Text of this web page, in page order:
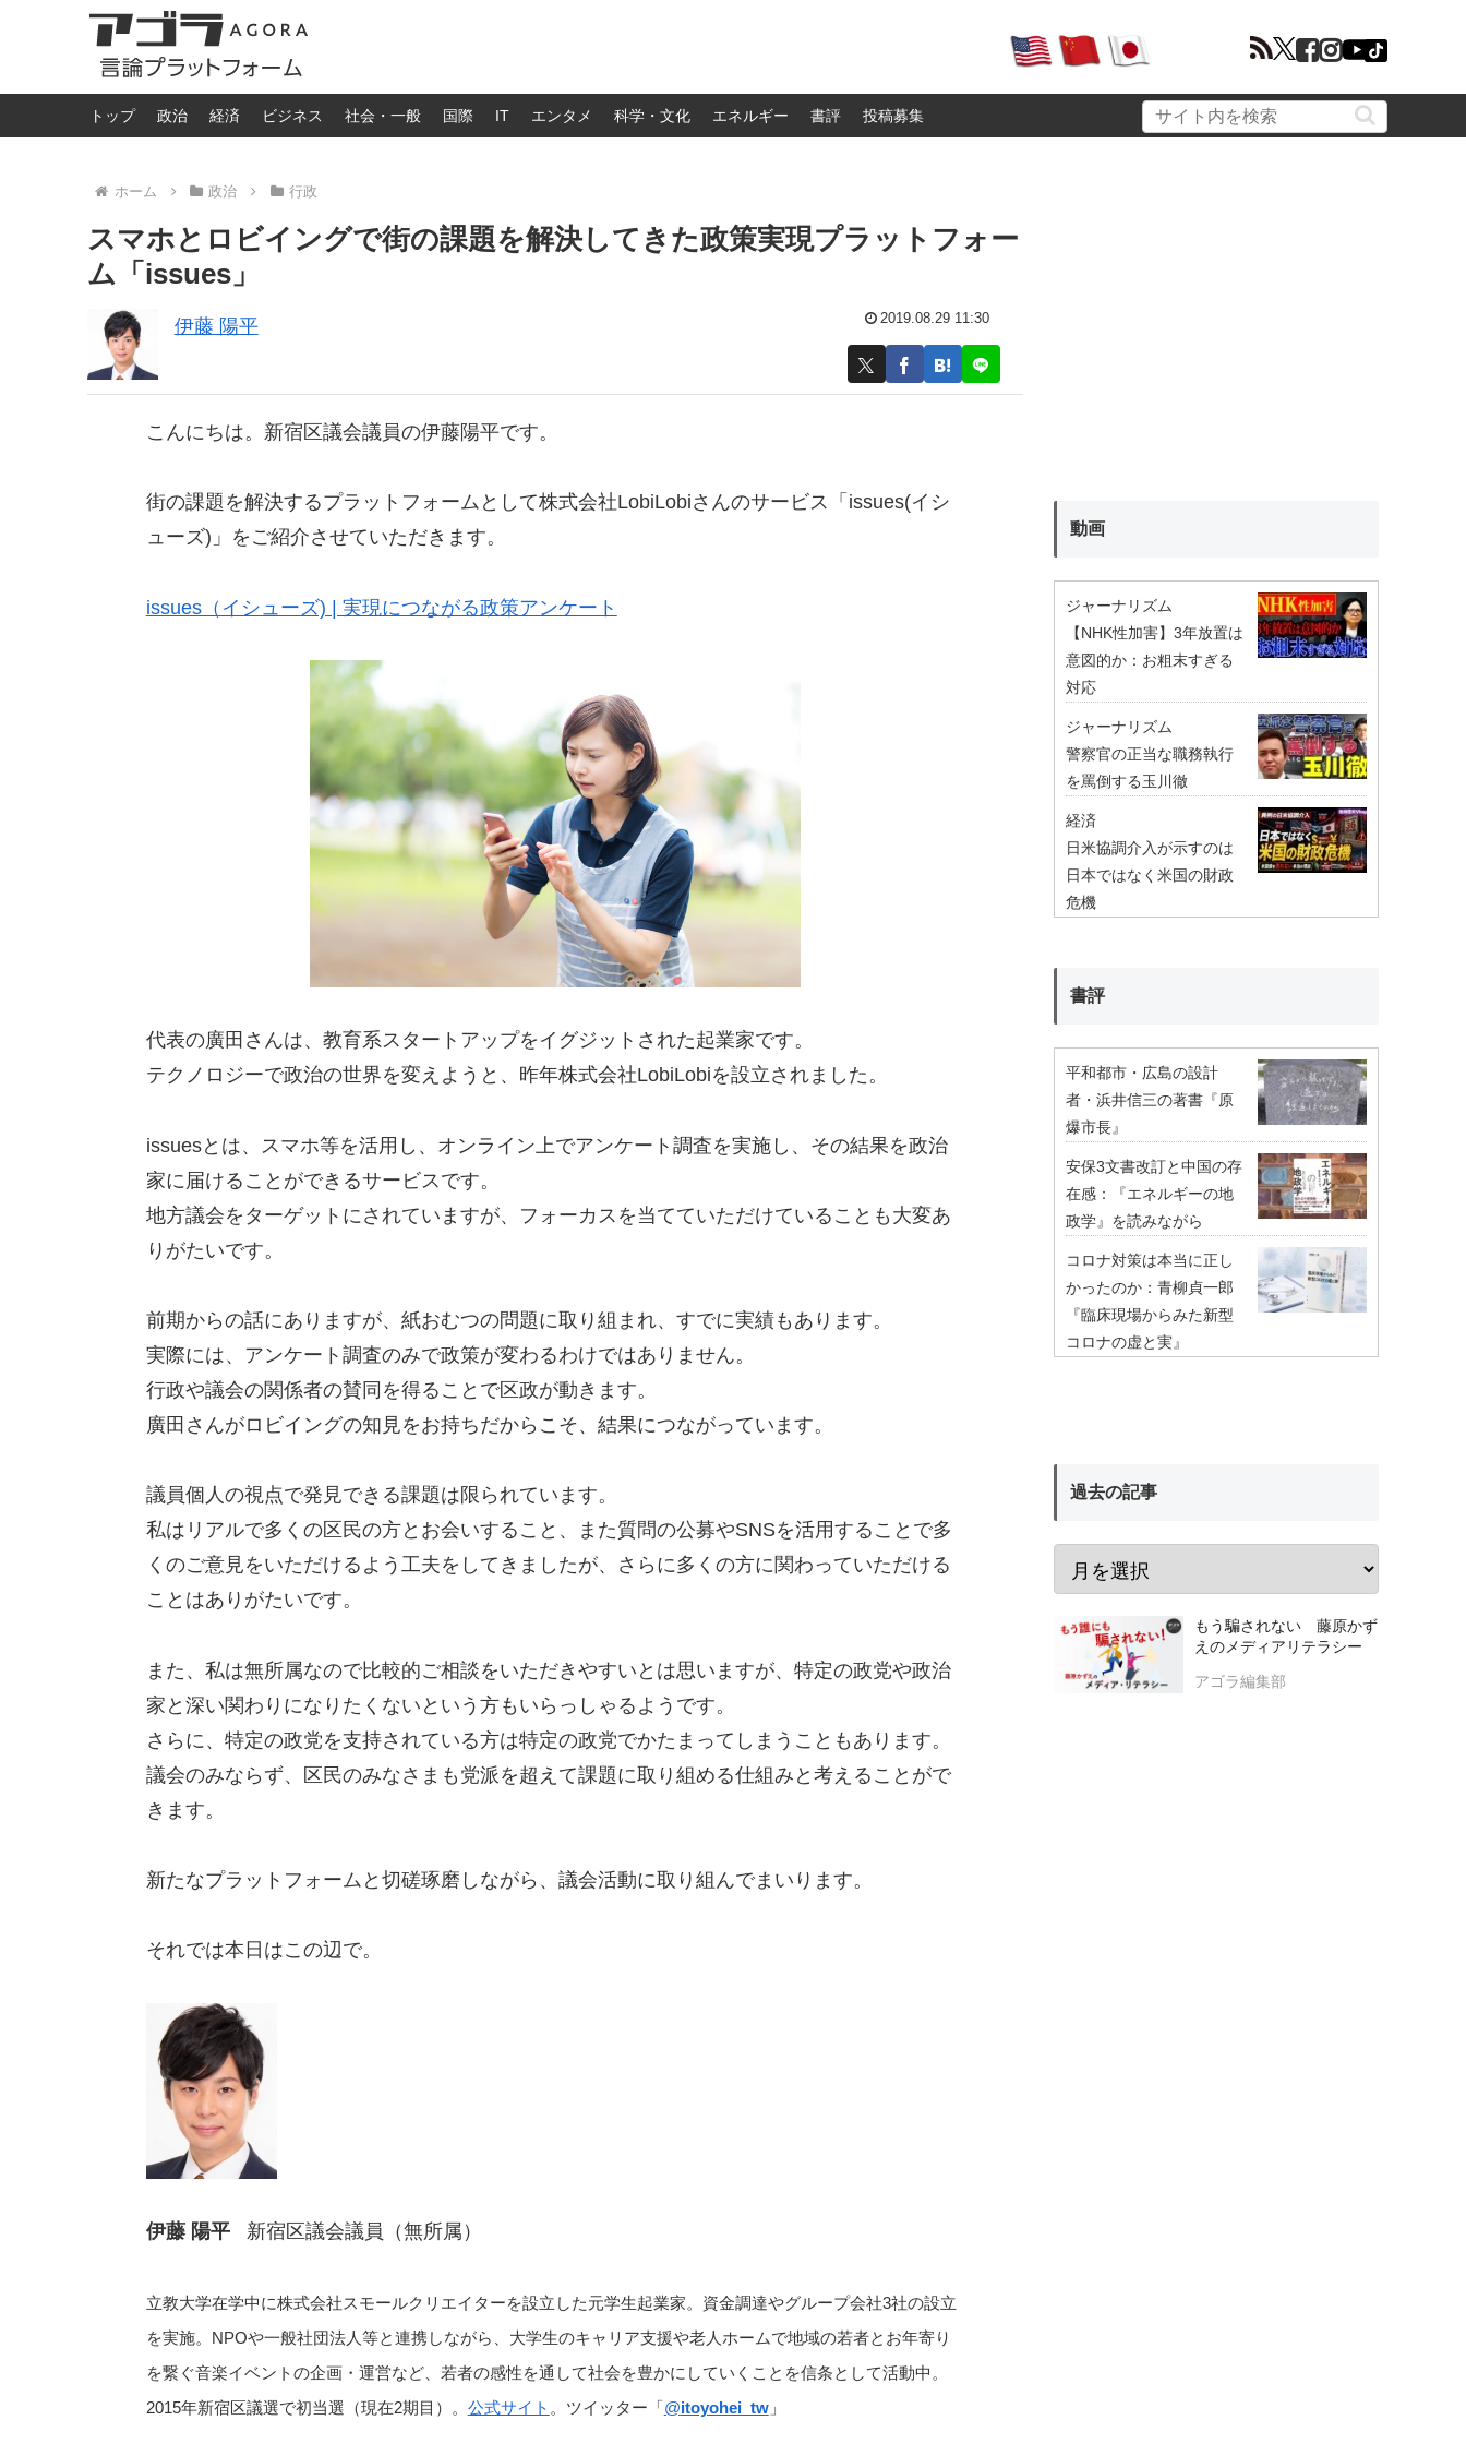
トップ 政治 経済 ビジネス 社会・一般 国際 IT エンタメ 科学・文化 エネルギー 書評 投稿募集
ホーム 政治 行政
スマホとロビイングで街の課題を解決してきた政策実現プラットフォー
ム「issues」
伊藤 陽平 2019.08.29 11:30
こんにちは。新宿区議会議員の伊藤陽平です。
街の課題を解決するプラットフォームとして株式会社LobiLobiさんのサービス「issues(イシ
ューズ)」をご紹介させていただきます。
issues（イシューズ) | 実現につながる政策アンケート
代表の廣田さんは、教育系スタートアップをイグジットされた起業家です。
テクノロジーで政治の世界を変えようと、昨年株式会社LobiLobiを設立されました。
issuesとは、スマホ等を活用し、オンライン上でアンケート調査を実施し、その結果を政治
家に届けることができるサービスです。
地方議会をターゲットにされていますが、フォーカスを当てていただけていることも大変あ
りがたいです。
前期からの話にありますが、紙おむつの問題に取り組まれ、すでに実績もあります。
実際には、アンケート調査のみで政策が変わるわけではありません。
行政や議会の関係者の賛同を得ることで区政が動きます。
廣田さんがロビイングの知見をお持ちだからこそ、結果につながっています。
議員個人の視点で発見できる課題は限られています。
私はリアルで多くの区民の方とお会いすること、また質問の公募やSNSを活用することで多
くのご意見をいただけるよう工夫をしてきましたが、さらに多くの方に関わっていただける
ことはありがたいです。
また、私は無所属なので比較的ご相談をいただきやすいとは思いますが、特定の政党や政治
家と深い関わりになりたくないという方もいらっしゃるようです。
さらに、特定の政党を支持されている方は特定の政党でかたまってしまうこともあります。
議会のみならず、区民のみなさまも党派を超えて課題に取り組める仕組みと考えることがで
きます。
新たなプラットフォームと切磋琢磨しながら、議会活動に取り組んでまいります。
それでは本日はこの辺で。
伊藤 陽平新宿区議会議員（無所属）
立教大学在学中に株式会社スモールクリエイターを設立した元学生起業家。資金調達やグループ会社3社の設立
を実施。NPOや一般社団法人等と連携しながら、大学生のキャリア支援や老人ホームで地域の若者とお年寄り
を繋ぐ音楽イベントの企画・運営など、若者の感性を通して社会を豊かにしていくことを信条として活動中。
2015年新宿区議選で初当選（現在2期目）。 公式サイト 。ツイッター「@itoyohei_tw」
動画
ジャーナリズム
【NHK性加害】3年放置は
意図的か：お粗末すぎる
対応
ジャーナリズム
警察官の正当な職務執行
を罵倒する玉川徹
経済
日米協調介入が示すのは
日本ではなく米国の財政
危機
書評
平和都市・広島の設計
者・浜井信三の著書『原
爆市長』
安保3文書改訂と中国の存
在感：『エネルギーの地
政学』を読みながら
コロナ対策は本当に正し
かったのか：青柳貞一郎
『臨床現場からみた新型
コロナの虚と実』
過去の記事
もう騙されない 藤原かず
えのメディアリテラシー
アゴラ編集部